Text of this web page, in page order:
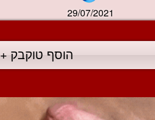
29/07/2021
הוסף טוקבק +